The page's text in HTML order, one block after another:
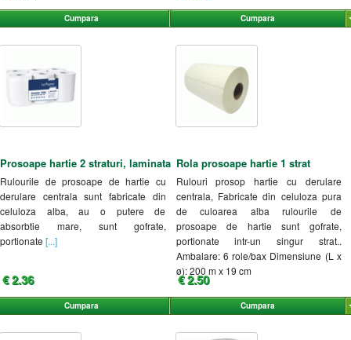
Cumpara Cumpara
Prosoape hartie 2 straturi, laminata
Rulourile de prosoape de hartie cu
derulare centrala sunt fabricate din
celuloza alba, au o putere de
absorbtie mare, sunt gofrate,
portionate [...]
€ 2.36
Cumpara
Rola prosoape hartie 1 strat
Rulouri prosop hartie cu derulare
centrala, Fabricate din celuloza pura
de culoarea alba rulourile de
prosoape de hartie sunt gofrate,
portionate intr-un singur strat..
Ambalare: 6 role/bax Dimensiune (L x
ø): 200 m x 19 cm
€ 2.50
Cumpara